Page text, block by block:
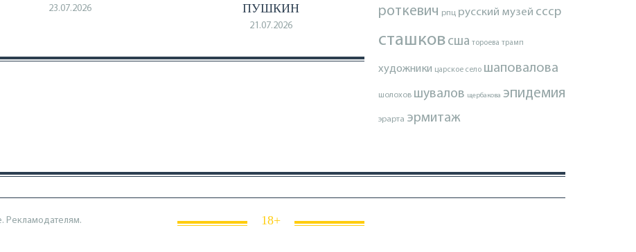
23.07.2026
ПУШКИН
21.07.2026
роткевич рпц русский музей ссср
сташков сша тороева трамп
художники царское село шаповалова
шолохов шувалов щербакова эпидемия
эрарта эрмитаж
Рекламодателям. 18+